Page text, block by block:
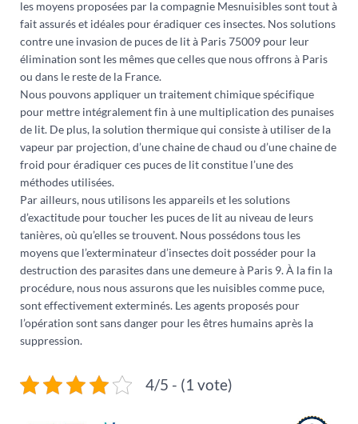
les moyens proposées par la compagnie Mesnuisibles sont tout à
fait assurés et idéales pour éradiquer ces insectes. Nos solutions
contre une invasion de puces de lit à Paris 75009 pour leur
élimination sont les mêmes que celles que nous offrons à Paris
ou dans le reste de la France.
Nous pouvons appliquer un traitement chimique spécifique
pour mettre intégralement fin à une multiplication des punaises
de lit. De plus, la solution thermique qui consiste à utiliser de la
vapeur par projection, d’une chaine de chaud ou d’une chaine de
froid pour éradiquer ces puces de lit constitue l’une des
méthodes utilisées.
Par ailleurs, nous utilisons les appareils et les solutions
d’exactitude pour toucher les puces de lit au niveau de leurs
tanières, où qu’elles se trouvent. Nous possédons tous les
moyens que l’exterminateur d’insectes doit posséder pour la
destruction des parasites dans une demeure à Paris 9. À la fin la
procédure, nous nous assurons que les nuisibles comme puce,
sont effectivement exterminés. Les agents proposés pour
l’opération sont sans danger pour les êtres humains après la
suppression.
4/5 - (1 vote)